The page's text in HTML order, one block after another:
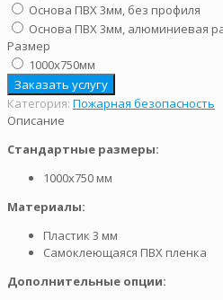
Основа ПВХ 3мм, без профиля
Основа ПВХ 3мм, алюминиевая
Размер
1000х750мм
Заказать услугу
Категория: Пожарная безопасность
Описание
Стандартные размеры:
1000х750 мм
Материалы:
Пластик 3 мм
Самоклеющаяся ПВХ пленка
Дополнительные опции: